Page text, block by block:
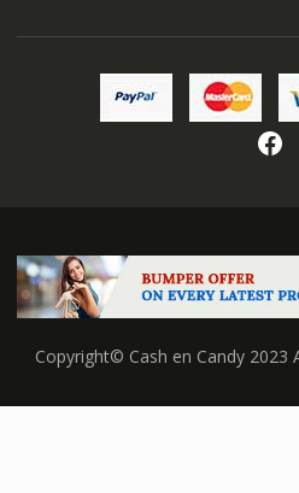
Copyright© Cash en Candy 2023